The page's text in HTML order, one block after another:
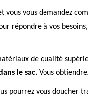
vous vous demandez
répondre à vos
de qualité
le sac. Vous
pourrez vous doucher